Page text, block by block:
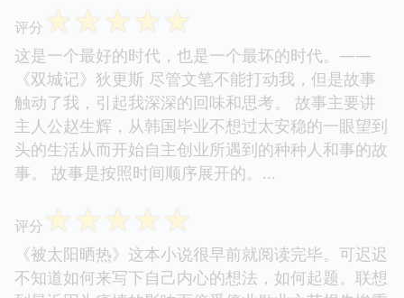
评分 ☆☆☆☆☆
这是一个最好的时代，也是一个最坏的时代。——
《双城记》狄更斯 尽管文笔不能打动我，但是故事
触动了我，引起我深深的回味和思考。 故事主要讲
主人公赵生辉，从韩国毕业不想过太安稳的一眼望到
头的生活从而开始自主创业所遇到的种种人和事的故
事。 故事是按照时间顺序展开的。...
评分 ☆☆☆☆☆
《被太阳晒热》这本小说很早前就阅读完毕。可迟迟
不知道如何来写下自己内心的想法，如何起题。联想